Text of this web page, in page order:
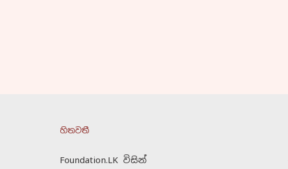
හිතවතී
Foundation.LK විසින්